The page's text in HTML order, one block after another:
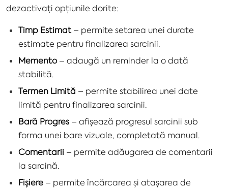
dezactivați opțiunile dorite:
Timp Estimat – permite setarea unei durate
estimate pentru finalizarea sarcinii.
Memento– adaugă un reminder la o dată
stabilită.
Termen Limită – permite stabilirea unei date
limită pentru finalizarea sarcinii.
Bară Progres – afișează progresul sarcinii sub
forma unei bare vizuale, completată manual.
Comentarii – permite adăugarea de comentarii
la sarcină.
Fișiere – permite încărcarea și atașarea de